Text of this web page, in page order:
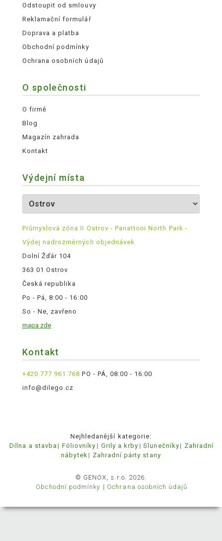
Odstoupit od smlouvy
Reklamační formulář
Doprava a platba
Obchodní podmínky
Ochrana osobních údajů
O společnosti
O firmě
Blog
Magazín zahrada
Kontakt
Výdejní místa
Průmyslová zóna II Ostrov - Panattoni North Park -
Výdej nadrozměrných objednávek
Dolní Žďár 104
363 01 Ostrov
Česká republika
Po - Pá, 8:00 - 16:00
So - Ne, zavřeno
mapa zde
Kontakt
+420 777 961 768 PO - PÁ, 08:00 - 16:00
info@dilego.cz
Nejhledanější kategorie:
Dílna a stavba
Fóliovníky Grily a krby Slunečníky
Zahradní
nábytek
Zahradní párty stany
© GENOX, s.r.o. 2026.
Obchodní podmínky
Ochrana osobních údajů